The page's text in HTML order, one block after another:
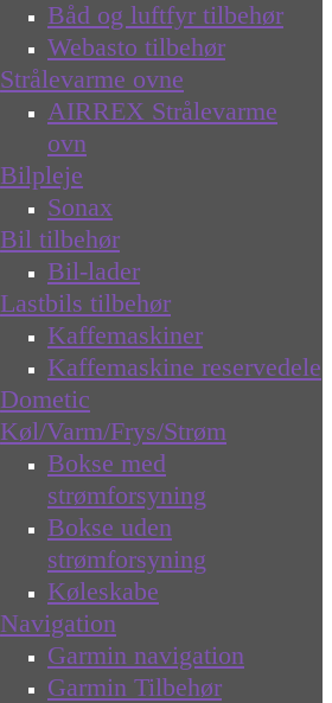
Båd og luftfyr tilbehør
Webasto tilbehør
Strålevarme ovne
AIRREX Strålevarme
ovn
Bilpleje
Sonax
Bil tilbehør
Bil-lader
Lastbils tilbehør
Kaffemaskiner
Kaffemaskine reservedele
Dometic
Køl/Varm/Frys/Strøm
Bokse med
strømforsyning
Bokse uden
strømforsyning
Køleskabe
Navigation
Garmin navigation
Garmin Tilbehør